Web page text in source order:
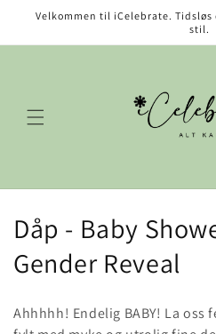
tilVelkommen til iCelebrate.
stil.
S
a
Dåp - Baby
Gender Reveal
Ahhhhh! Endelig BABY! La oss